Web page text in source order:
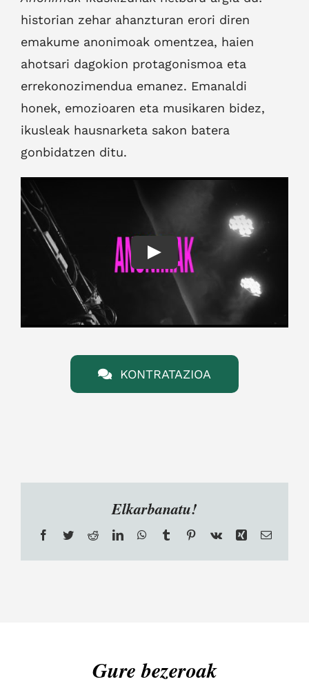
historian zehar ahanzturan erori diren
emakume anonimoak omentzea, haien
ahotsari dagokion protagonismoa eta
errekonozimendua emanez. Emanaldi
honek, emozioaren eta musikaren bidez,
ikusleak hausnarketa sakon batera
gonbidatzen ditu.
Play
KONTRATAZIOA
Elkarbanatu!
Facebook
TwitterRedditLinkedInWhatsApp
TumblrPinterest
Vk Xing Email
Gure bezeroak